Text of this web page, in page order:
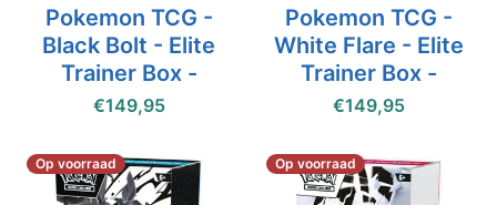
Pokemon TCG -
Black Bolt - Elite
Trainer Box -
€149,95
Pokemon TCG -
White Flare - Elite
Trainer Box -
€149,95
Op voorraad Op voorraad